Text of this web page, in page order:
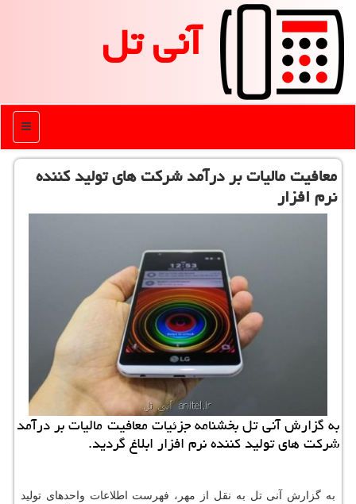
آنی تل
منو
معافیت مالیات بر درآمد شركت های تولید كننده
نرم افزار
به گزارش آنی تل بخشنامه جزئیات معافیت مالیات بر درآمد
شركت های تولید كننده نرم افزار ابلاغ گردید.
به گزارش آنی تل به نقل از مهر، فهرست اطلاعات واحدهای تولید